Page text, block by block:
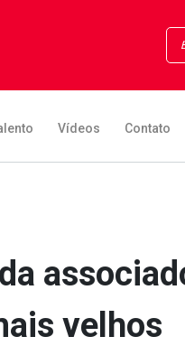
Vídeos Contato
velhos